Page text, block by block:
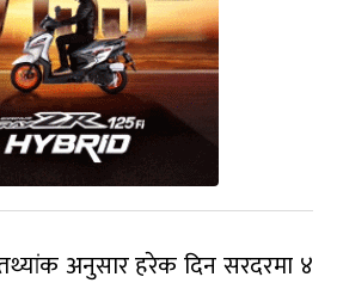
अनुसार हरेक दिन सरदरमा ४